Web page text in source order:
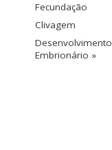
Fecundação
Clivagem
Desenvolvimento
Embrionário »